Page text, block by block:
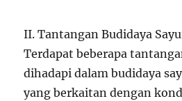
II. Tantangan Budidaya
Terdapat beberapa
dihadapi dalam budidaya
yang berkaitan dengan